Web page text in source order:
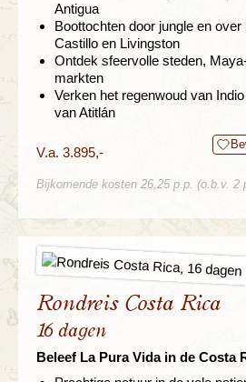
Antigua
Boottochten door jungle en
Castillo en Livingston
Ontdek sfeervolle steden,
markten
Verken het regenwoud van
van Atitlán
V.a. 3.895,-
Bijkomende kosten 26,25 p.p. (o.b.v. 2
Rondreis Costa Rica
16 dagen
Beleef La Pura Vida in de Costa